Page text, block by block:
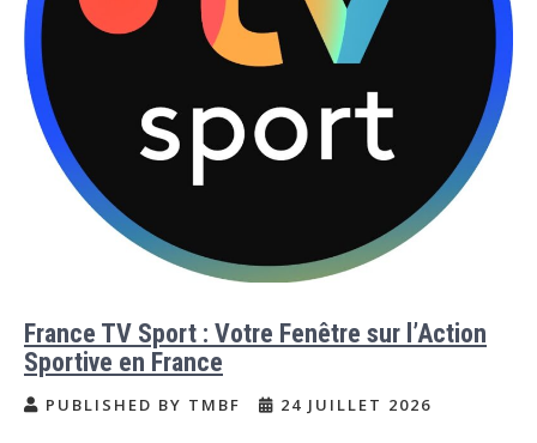
France TV Sport : Votre Fenêtre sur l’Action
Sportive en France
PUBLISHED BY TMBF 24 JUILLET 2026